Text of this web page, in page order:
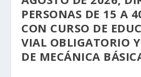
PERSONAS DE 15 A
CON CURSO DE
VIAL OBLIGATORIO
DE MECÁNICA